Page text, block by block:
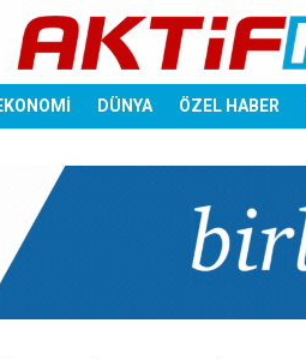
DÜNYA ÖZEL HABER